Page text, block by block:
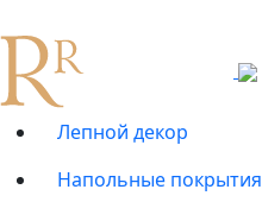
Лепной декор
Напольные покрытия